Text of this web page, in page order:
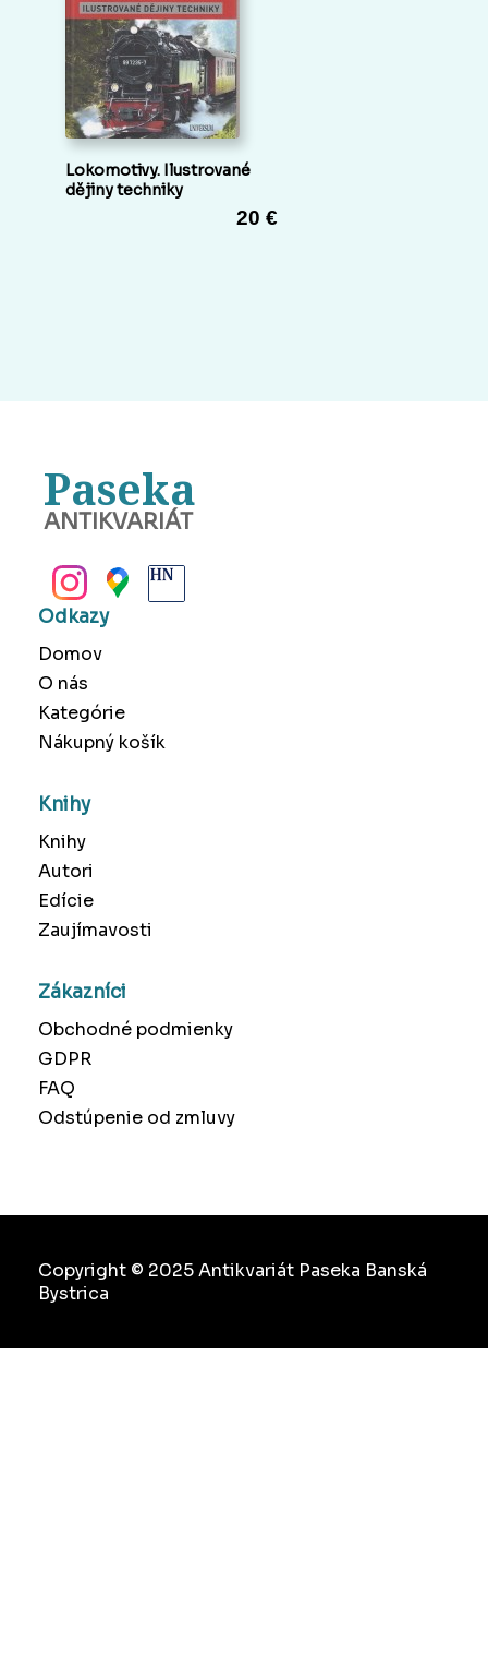
Lokomotivy. Ilustrované
dějiny techniky
20 €
Paseka
ANTIKVARIÁT
Odkazy
Domov
O nás
Kategórie
Nákupný košík
Knihy
Knihy
Autori
Edície
Zaujímavosti
Zákazníci
Obchodné podmienky
GDPR
FAQ
Odstúpenie od zmluvy
Copyright © 2025 Antikvariát Paseka Banská
Bystrica